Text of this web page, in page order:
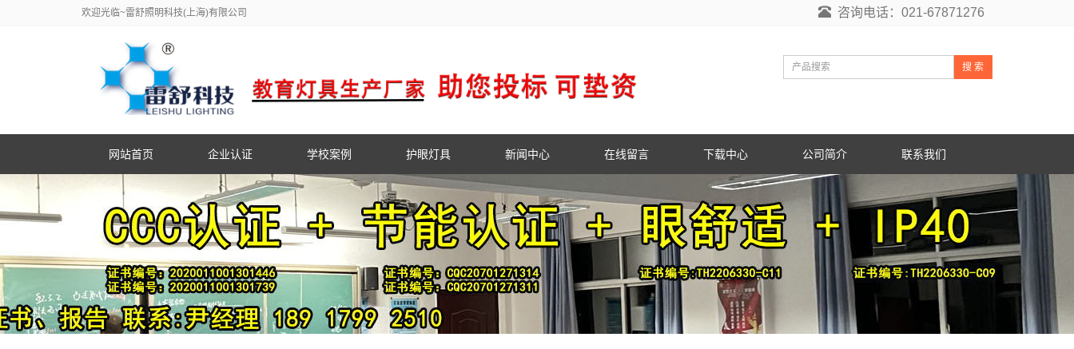
欢迎光临~雷舒照明科技(上海)有限公司 咨询电话：021-67871276
搜 索
网站首页 企业认证 学校案例 护眼灯具 新闻中心 在线留言 下载中心 公司简介 联系我们